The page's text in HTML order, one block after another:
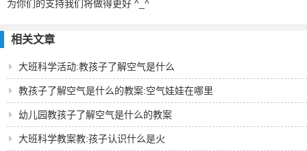
为你们的支持我们将做得更好 ^_^
相关文章
大班科学活动:教孩子了解空气是什么
教孩子了解空气是什么的教案:空气娃娃在哪里
幼儿园教孩子了解空气是什么的教案
大班科学教案教:孩子认识什么是火